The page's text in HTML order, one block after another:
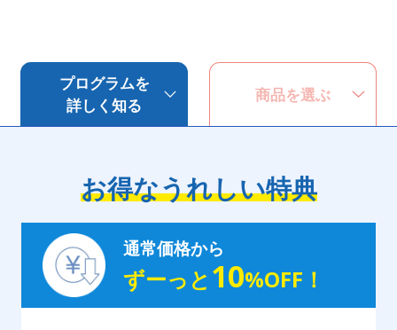
プログラムを
詳しく知る
商品を選ぶ
お得なうれしい特典
通常価格から
ずーっと 10%OFF！